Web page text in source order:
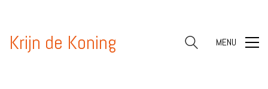
Krijn de Koning MENU